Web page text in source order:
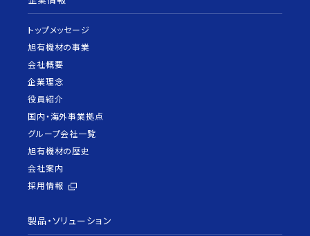
トップメッセージ
旭有機材の事業
会社概要
企業理念
役員紹介
国内・海外事業拠点
グループ会社一覧
旭有機材の歴史
会社案内
採用情報
製品・ソリューション